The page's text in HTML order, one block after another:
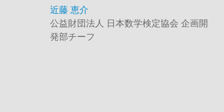
近藤 恵介
公益財団法人 日本数学検定協会 企画開
発部チーフ